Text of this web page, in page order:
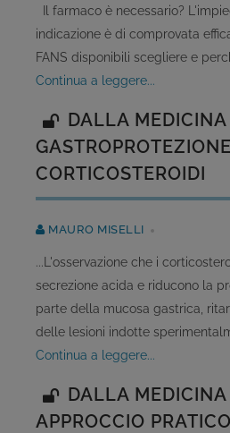
Il farmaco è necessario?
indicazione è di comprovata
FANS disponibili scegliere e
continua a leggere...
DALLA
CORTICOSTEROIDI
MAURO MISELLI
...L'osservazione che i
secrezione acida e riducono la
parte della mucosa gastrica,
delle lesioni indotte
continua a leggere...
DALLA
APPROCCIO